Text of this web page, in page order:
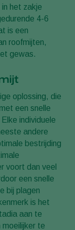
het zakje
4-6
is een
roofmijten,
gewas.
oplossing, die
een snelle
individuele
andere
bestrijding
voort dan veel
een snelle
bij plagen
is het
aan te
te